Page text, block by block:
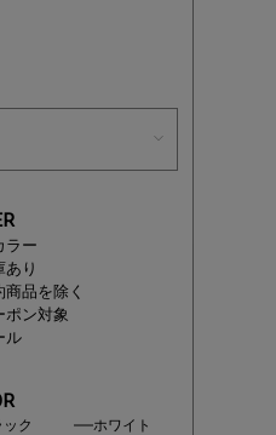
ラー
あり
商品を除く
ポン対象
ル
ック ホワイト